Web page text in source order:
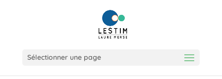
Sélectionner une page